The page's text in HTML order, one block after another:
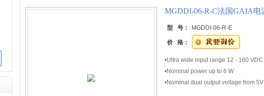
MGDDI-06-R-C法国GAIA电
型 号： MGDDI-06-R-E
价 格：
•Ultra wide input range 12 - 160 VDC
•Nominal power up to 6 W
•Nominal dual output voltage from